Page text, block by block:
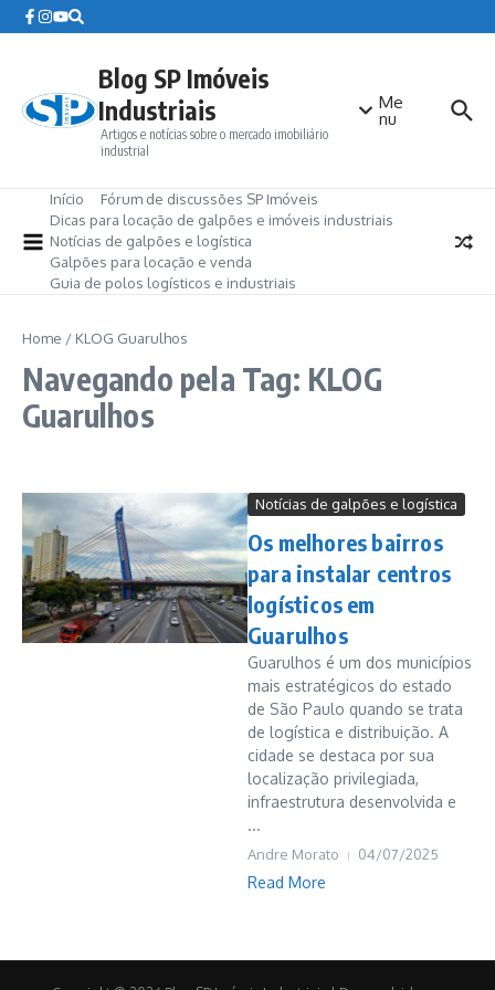
Ir para o conteúdo
Blog SP Imóveis
Industriais
Artigos e notícias sobre o mercado imobiliário
industrial
Me
nu
Início
Fórum de discussões SP Imóveis
Dicas para locação de galpões e imóveis industriais
Notícias de galpões e logística
Galpões para locação e venda
Guia de polos logísticos e industriais
Home / KLOG Guarulhos
Navegando pela Tag: KLOG
Guarulhos
Notícias de galpões e logística
Os melhores bairros
para instalar centros
logísticos em
Guarulhos
Guarulhos é um dos municípios
mais estratégicos do estado
de São Paulo quando se trata
de logística e distribuição. A
cidade se destaca por sua
localização privilegiada,
infraestrutura desenvolvida e
...
Andre Morato 04/07/2025
Read More